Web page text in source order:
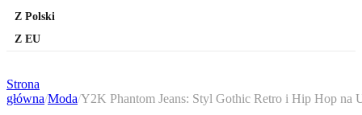
Z Polski
Z EU
Strona
główna/Moda/Y2K Phantom Jeans: Styl Gothic Retro i Hip Hop na